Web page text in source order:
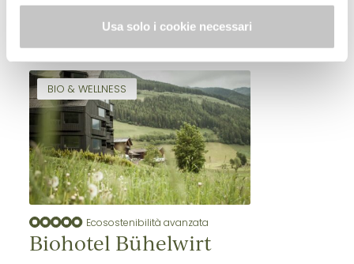
Usa solo i cookie necessari
Bühelwirt
BIO & WELLNESS
Ecosostenibilità avanzata
Biohotel Bühelwirt